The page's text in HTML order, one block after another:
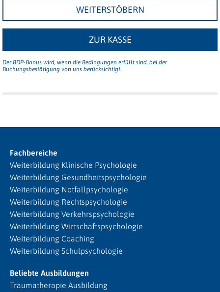
WEITERSTÖBERN
ZUR KASSE
Der BDP-Bonus wird, wenn die Bedingungen erfüllt sind, bei der
Buchungsbestätigung von uns berücksichtigt.
Fachbereiche
Weiterbildung Klinische Psychologie
Weiterbildung Gesundheitspsychologie
Weiterbildung Notfallpsychologie
Weiterbildung Rechtspsychologie
Weiterbildung Verkehrspsychologie
Weiterbildung Wirtschaftspsychologie
Weiterbildung Coaching
Weiterbildung Schulpsychologie
Beliebte Ausbildungen
Traumatherapie Ausbildung